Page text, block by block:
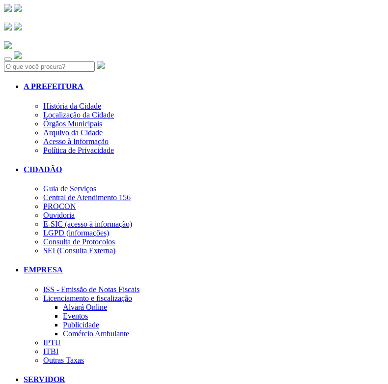
Search:
A PREFEITURA
História da Cidade
Localização da Cidade
Órgãos Municipais
Arquivo da Cidade
Acesso à Informação
Política de Privacidade
CIDADÃO
Guia de Serviços
Central de Atendimento 156
PROCON
Ouvidoria
E-SIC (acesso à informação)
LGPD (informações)
Consulta de Protocolos
SEI (Consulta Externa)
EMPRESA
ISS - Emissão de Notas Fiscais
Licenciamento e fiscalização
Alvará Online
Eventos
Publicidade
Comércio Ambulante
IPTU
ITBI
Outras Taxas
SERVIDOR